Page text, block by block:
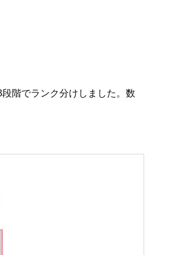
階でランク分けしました。数